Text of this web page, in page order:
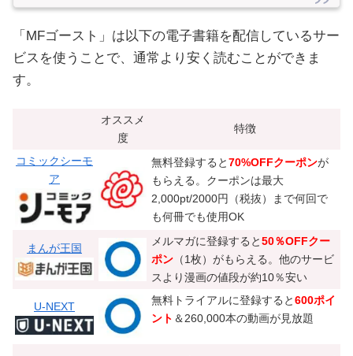
「MFゴースト」は以下の電子書籍を配信しているサー
ビスを使うことで、通常より安く読むことができま
す。
オススメ
度
特徴
コミックシーモ
ア
無料登録すると 70%OFFクーポンが
もらえる。クーポンは最大
2,000pt/2000円（税抜）まで何回で
も何冊でも使用OK
まんが王国
メルマガに登録すると 50％OFFクー
ポン （1枚）がもらえる。他のサービ
スより漫画の値段が約10％安い
U-NEXT
無料トライアルに登録すると 600ポイ
ント ＆260,000本の動画が見放題